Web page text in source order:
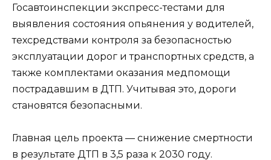
Госавтоинспекции экспресс-тестами для
выявления состояния опьянения у водителей,
техсредствами контроля за безопасностью
эксплуатации дорог и транспортных средств, а
также комплектами оказания медпомощи
пострадавшим в ДТП. Учитывая это, дороги
становятся безопасными.
Главная цель проекта — снижение смертности
в результате ДТП в 3,5 раза к 2030 году.